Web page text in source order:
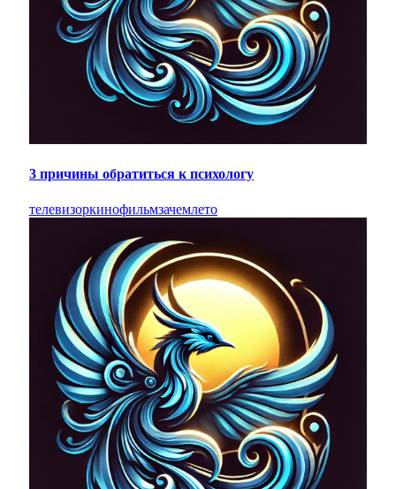
3 причины обратиться к психологу
телевизоркинофильмзачемлето